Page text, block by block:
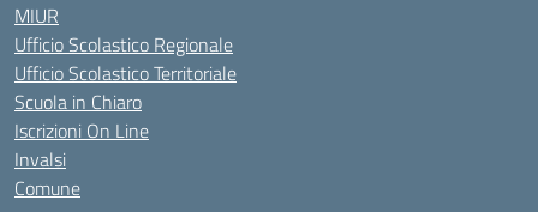
MIUR
Ufficio Scolastico Regionale
Ufficio Scolastico Territoriale
Scuola in Chiaro
Iscrizioni On Line
Invalsi
Comune